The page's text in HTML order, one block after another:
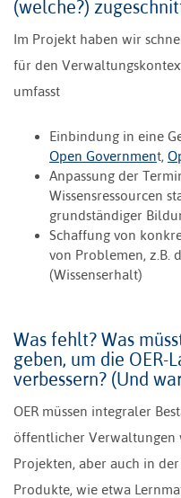
(welche?)
Im Projekt haben wir
für den
umfasst
Einbindung in eine
Open Government,
Anpassung der
Wissensressourcen
grundständiger
Schaffung von
von Problemen, z.B.
(Wissenserhalt)
Was fehlt? Was
geben, um die OER-
verbessern? (Und
OER müssen integraler
öffentlicher Verwaltungen
Projekten, aber auch in
Produkte, wie etwa